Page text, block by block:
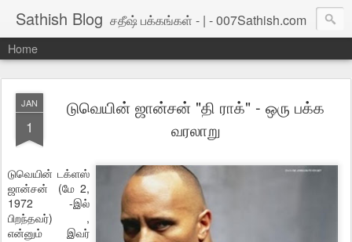
Sathish Blog சதீஷ் பக்கங்கள் - | - 007Sathish.com
Home
JAN
1
டுவெயின் ஜான்சன் "தி ராக்" - ஒரு பக்க
வரலாறு
டுவெயின் டக்ளஸ்
ஜான்சன் (மே 2,
1972 -இல்
பிறந்தவர்) ,
என்னும் இவர்